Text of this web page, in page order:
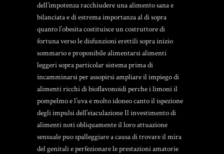
dell’impotenza racchiudere una alimento sana e
bilanciata e di estrema importanza al di sopra
quanto l’obesita costituisce un costruttore di
fortuna verso le disfunzioni erettili sopra inizio
sommario e proponibile alimentarsi alimenti
leggeri sopra particolar sistema prima di
incamminarsi per assopirsi ampliare il impiego di
alimenti ricchi di bioflavonoidi perche i limoni il
pompelmo e l’uva e molto idoneo canto il ispezione
degli impulsi dell’eiaculazione Il investimento di
alimenti noti obliquamente il loro attuazione
sensuale puo spalleggiare a causa di trovare il mira
del genitali e perfezionare le prestazioni amatorie